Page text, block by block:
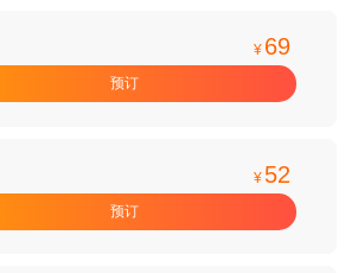
¥ 69
预订
¥ 52
预订